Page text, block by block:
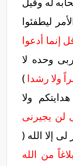
ليطفئوا
إنما أدعوا
وحده لا
ولا رشدا )
ولا
لن يجيرنى
إلا الله (
دونه ملتحدا 0 إلا بلاغاً من الله